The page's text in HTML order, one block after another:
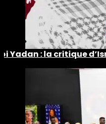
Yadan : la critique